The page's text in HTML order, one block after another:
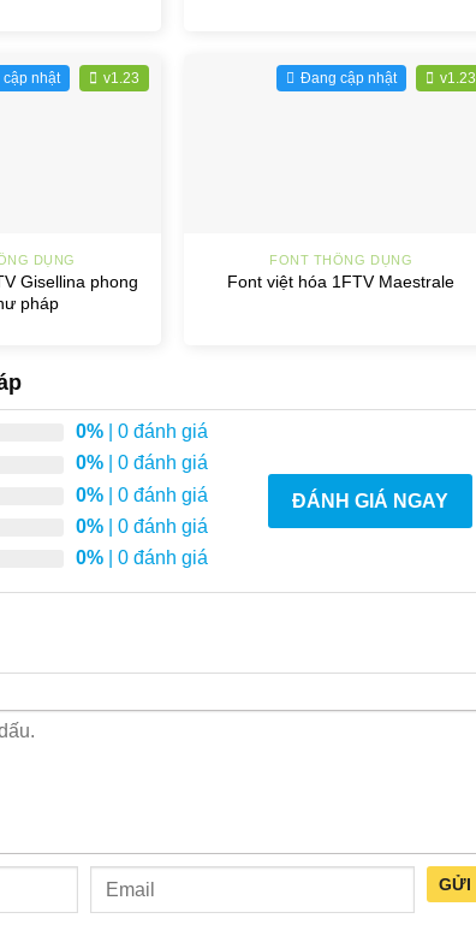
nhật v1.23
DỤNG
Gisellina phong
pháp
Đang cập nhật v1.23
FONT THÔNG DỤNG
Font việt hóa 1FTV Maestrale
0%| 0 đánh giá
0%| 0 đánh giá
0%| 0 đánh giá
0%| 0 đánh giá
0%| 0 đánh giá
ĐÁNH GIÁ NGAY
GỬI